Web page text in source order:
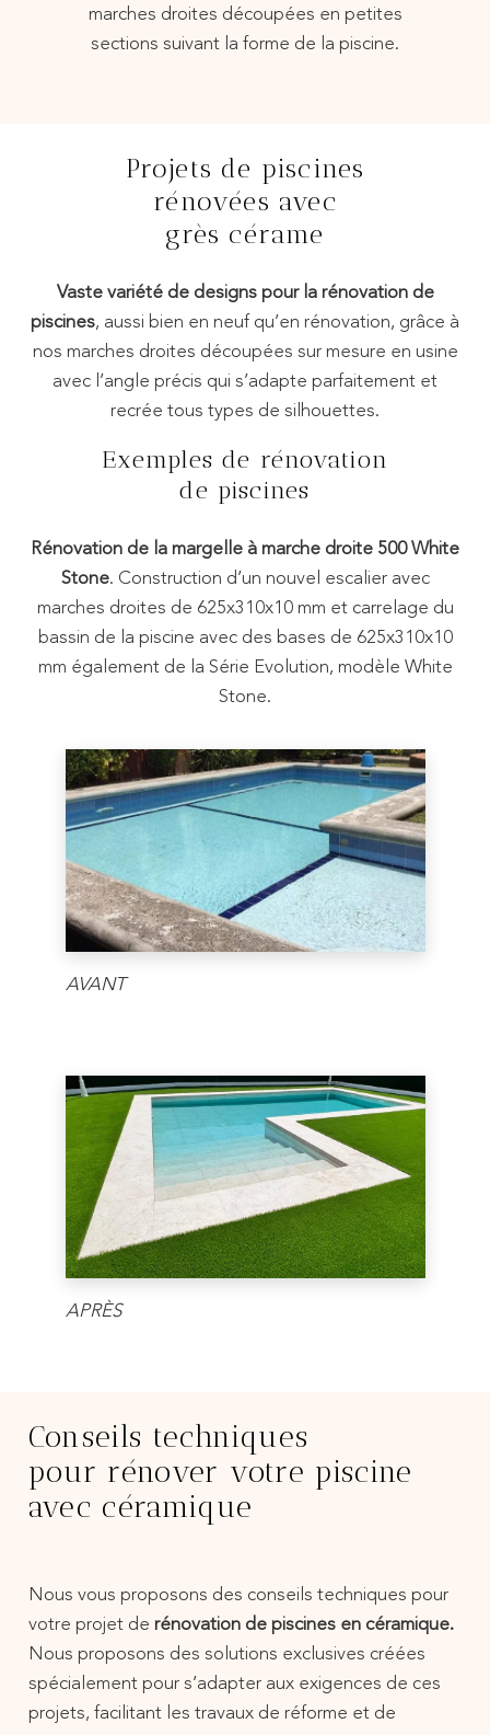
marches droites découpées en petites
sections suivant la forme de la piscine.
Projets de piscines
rénovées avec
grès cérame
Vaste variété de designs pour la rénovation de
piscines, aussi bien en neuf qu’en rénovation, grâce à
nos marches droites découpées sur mesure en usine
avec l’angle précis qui s’adapte parfaitement et
recrée tous types de silhouettes.
Exemples de rénovation
de piscines
Rénovation de la margelle à marche droite 500 White
Stone. Construction d’un nouvel escalier avec
marches droites de 625x310x10 mm et carrelage du
bassin de la piscine avec des bases de 625x310x10
mm également de la Série Evolution, modèle White
Stone.
AVANT
APRÈS
Conseils techniques
pour rénover votre piscine
avec céramique
Nous vous proposons des conseils techniques pour
votre projet de rénovation de piscines en céramique.
Nous proposons des solutions exclusives créées
spécialement pour s’adapter aux exigences de ces
projets, facilitant les travaux de réforme et de